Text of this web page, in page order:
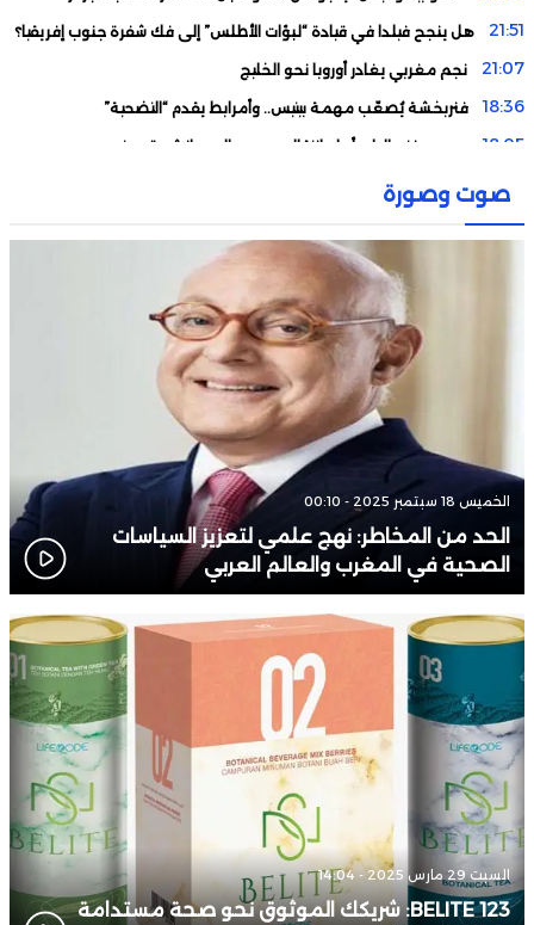
21:51 هل ينجح فيلدا في قيادة “لبؤات الأطلس” إلى فك شفرة جنوب إفريقيا؟
21:07 نجم مغربي يغادر أوروبا نحو الخليج
18:36 فنربخشة يُصعّب مهمة بيتيس.. وأمرابط يقدم “التضحية”
18:05 رودري يفتح الباب أمام انتقال بوعدي إلى مانشستر سيتي
تنظيف و صيانة شبكة التطهير السائل استعدادا لموسم التساقطات
المطرية
البرتغال تحسم موقفها من الشراكة مع المغرب في “مونديال 2030”
إلغاء العقوبات المفروضة على صامويل إيتو بعد مباراة المغرب
والكاميرون
صوت وصورة
الخميس 18 سبتمبر 2025 - 00:10
الحد من المخاطر: نهج علمي لتعزيز السياسات
الصحية في المغرب والعالم العربي
السبت 29 مارس 2025 - 14:04
BELITE 123: شريكك الموثوق نحو صحة مستدامة